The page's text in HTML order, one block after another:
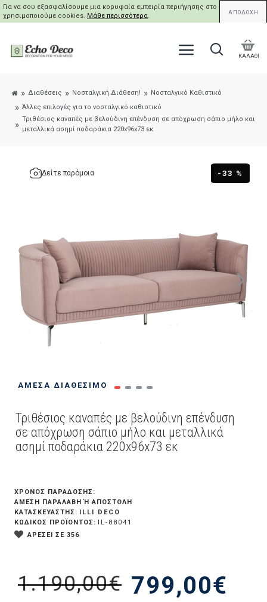
Για να σου εξασφαλίσουμε μια κορυφαία εμπειρία περιήγησης στο site μας,
χρησιμοποιούμε cookies. Μάθε περισσότερα. ΑΠΟΔΟΧΗ
ΚΑΛΑΘΙ
Διαθέσεις Νοσταλγική Διάθεση!
Νοσταλγικό Καθιστικό
Άλλες επιλογές για το νοσταλγικό καθιστικό
Τριθέσιος καναπές με βελούδινη επένδυση σε απόχρωση σάπιο μήλο και
μεταλλικά ασημί ποδαράκια 220x96x73 εκ
ΆΜΕΣΑ ΔΙΑΘΈΣΙΜΟ
-33 %
Δείτε παρόμοια
Τριθέσιος καναπές με βελούδινη επένδυση
σε απόχρωση σάπιο μήλο και μεταλλικά
ασημί ποδαράκια 220x96x73 εκ
799,00€
1.190,00€
ΧΡΟΝΟΣ ΠΑΡΑΔΟΣΗΣ:
ΆΜΕΣΗ ΠΑΡΑΛΑΒΉ Ή ΑΠΟΣΤΟΛΉ
ΚΑΤΑΣΚΕΥΑΣΤΗΣ: ILLI DECO
ΚΩΔΙΚΟΣ ΠΡΟΪΟΝΤΟΣ: IL-88041
ΑΡΕΣΕΙ ΣΕ 356